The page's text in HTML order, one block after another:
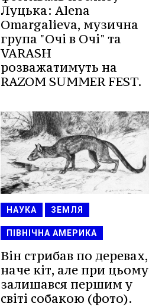
Луцька: Alena
Omargalieva, музична
група "Очі в Очі" та
VARASH
розважатимуть на
RAZOM SUMMER FEST.
НАУКА ЗЕМЛЯ
ПІВНІЧНА АМЕРИКА
Він стрибав по деревах,
наче кіт, але при цьому
залишався першим у
світі собакою (фото).